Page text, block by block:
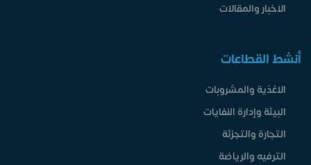
الاخبار والمقالات
أنشط القطاعات
الاغذية والمشروبات
البيئة وإدارة النفايات
التجارة والتجزئة
الترفيه والرياضة